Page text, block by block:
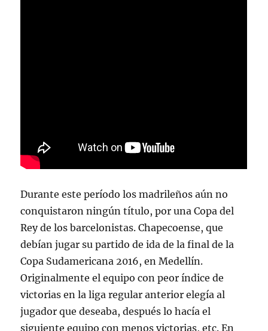
Durante este período los madrileños aún no
conquistaron ningún título, por una Copa del
Rey de los barcelonistas. Chapecoense, que
debían jugar su partido de ida de la final de la
Copa Sudamericana 2016, en Medellín.
Originalmente el equipo con peor índice de
victorias en la liga regular anterior elegía al
jugador que deseaba, después lo hacía el
siguiente equipo con menos victorias, etc. En